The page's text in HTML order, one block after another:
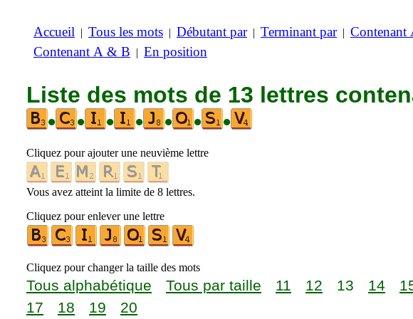
Accueil | Tous les mots | Débutant par| Terminant par| Contenant
Contenant A & B | En position
Liste des mots de 13 lettres
•
• • • • • •
Cliquez pour ajouter une neuvième lettre
Vous avez atteint la limite de 8 lettres.
Cliquez pour enlever une lettre
Cliquez pour changer la taille des mots
Tous alphabétique Tous par taille 11 12 13 14
17
18 19 20